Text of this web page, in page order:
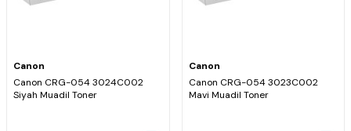
Canon CRG-054H uyumlu kırmızı yüksek kapasiteli toner chipi,
sorunsuz şekilde tamamlamanızı sağlar.
Canon
Canon CRG-054 3024C002
Siyah Muadil Toner
Canon
Canon CRG-054 3023C002
Mavi Muadil Toner